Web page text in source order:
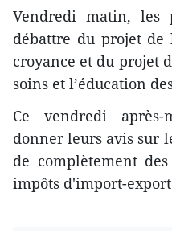
Vendredi matin, les
débattre ​du projet
croyance et ​du projet
soins et l’éducation
Ce vendredi
donner leurs avis sur
de complètement
impôts d'import-